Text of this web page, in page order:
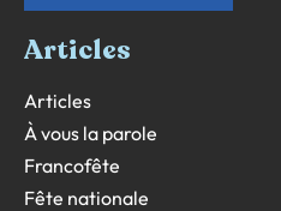
Articles
Articles
À vous la parole
Francofête
Fête nationale